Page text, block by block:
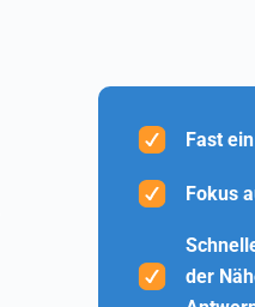
Fast
Fokus
der